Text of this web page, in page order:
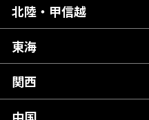
青森県
秋田県
岩手県
茨城県
栃木県
群馬県
北陸・甲信越
新潟県
富山県
石川県
東海
岐阜県
静岡県
関西